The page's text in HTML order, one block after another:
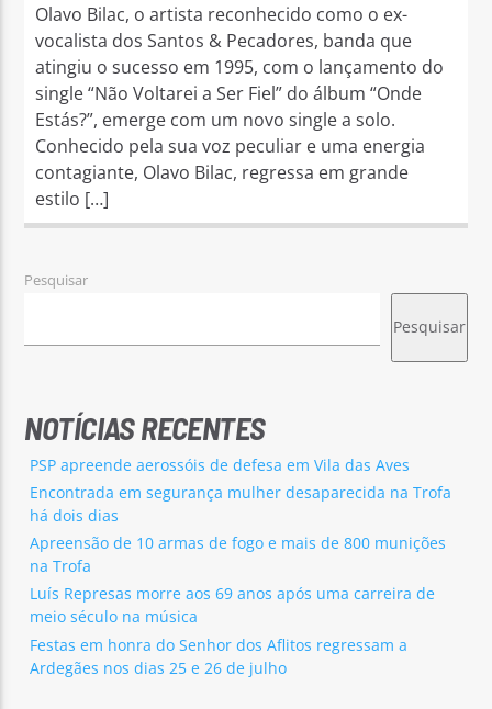
Olavo Bilac, o artista reconhecido como o ex-
vocalista dos Santos & Pecadores, banda que
atingiu o sucesso em 1995, com o lançamento do
single “Não Voltarei a Ser Fiel” do álbum “Onde
Estás?”, emerge com um novo single a solo.
Conhecido pela sua voz peculiar e uma energia
contagiante, Olavo Bilac, regressa em grande
estilo […]
Pesquisar
Pesquisar
NOTÍCIAS RECENTES
PSP apreende aerossóis de defesa em Vila das Aves
Encontrada em segurança mulher desaparecida na Trofa
há dois dias
Apreensão de 10 armas de fogo e mais de 800 munições
na Trofa
Luís Represas morre aos 69 anos após uma carreira de
meio século na música
Festas em honra do Senhor dos Aflitos regressam a
Ardegães nos dias 25 e 26 de julho